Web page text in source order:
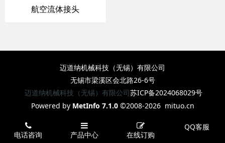
航空流体接头
迈道纳机械科技（无锡）有限公司
无锡市梁溪区会北路26-6号
迈道纳机械科技（无锡）有限公司苏ICP备2024068029号
Powered by MetInfo 7.1.0©2008-2026 mituo.cn
电话咨询 产品中心 在线订购
QQ客服